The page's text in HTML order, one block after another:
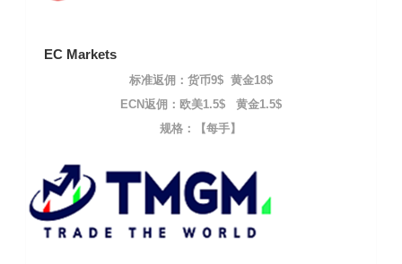
EC Markets
标准返佣：货币9$ 黄金18$
ECN返佣：欧美1.5$ 黄金1.5$
规格：【每手】